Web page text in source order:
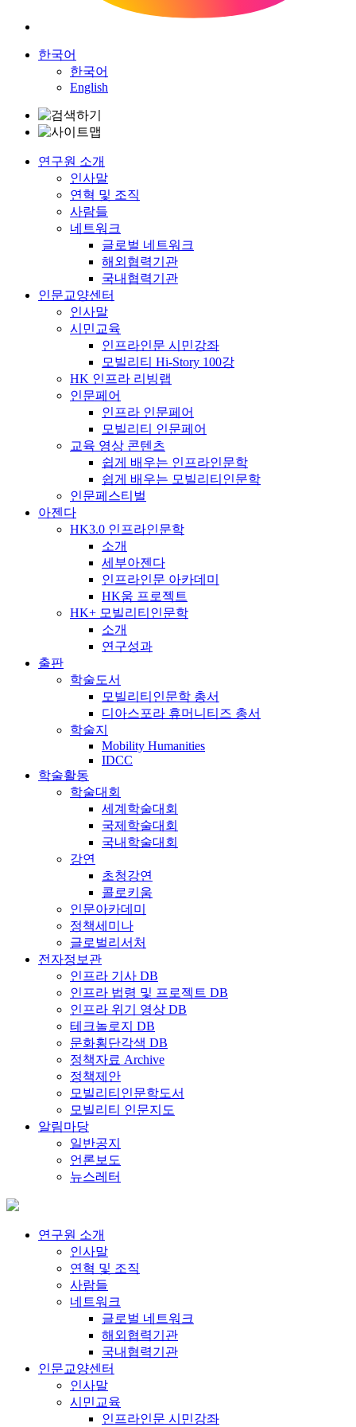
한국어
한국어
English
연구원 소개
인사말
연혁 및 조직
사람들
네트워크
글로벌 네트워크
해외협력기관
국내협력기관
인문교양센터
인사말
시민교육
인프라인문 시민강좌
모빌리티 Hi-Story 100강
HK 인프라 리빙랩
인문페어
인프라 인문페어
모빌리티 인문페어
교육 영상 콘텐츠
쉽게 배우는 인프라인문학
쉽게 배우는 모빌리티인문학
인문페스티벌
아젠다
HK3.0 인프라인문학
소개
세부아젠다
인프라인문 아카데미
HK움 프로젝트
HK+ 모빌리티인문학
소개
연구성과
출판
학술도서
모빌리티인문학 총서
디아스포라 휴머니티즈 총서
학술지
Mobility Humanities
IDCC
학술활동
학술대회
세계학술대회
국제학술대회
국내학술대회
강연
초청강연
콜로키움
인문아카데미
정책세미나
글로벌리서처
전자정보관
인프라 기사 DB
인프라 법령 및 프로젝트 DB
인프라 위기 영상 DB
테크놀로지 DB
문화횡단각색 DB
정책자료 Archive
정책제안
모빌리티인문학도서
모빌리티 인문지도
알림마당
일반공지
언론보도
뉴스레터
연구원 소개
인사말
연혁 및 조직
사람들
네트워크
글로벌 네트워크
해외협력기관
국내협력기관
인문교양센터
인사말
시민교육
인프라인문 시민강좌